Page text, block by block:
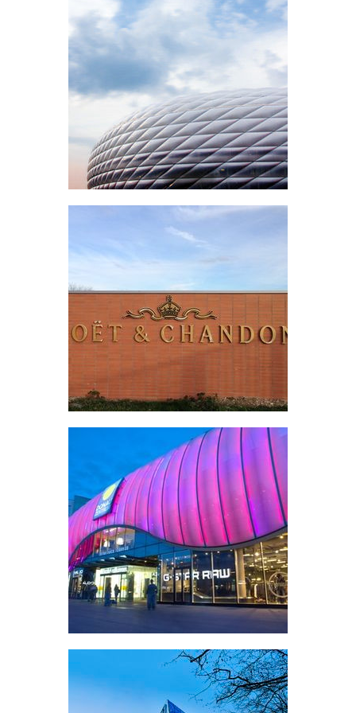
Allianz Arena
Munich, Germany
Moët et Chandon
Oiry, France
Danube Centre, Vienna
Vienna, Austria